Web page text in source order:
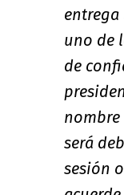
uno de
de
nombre
será
sesión